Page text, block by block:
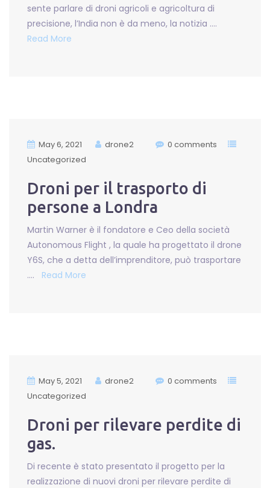
sente parlare di droni agricoli e agricoltura di
precisione, l’India non è da meno, la notizia ….
Read More
May 6, 2021 drone2
0 comments
Uncategorized
Droni per il trasporto di
persone a Londra
Martin Warner è il fondatore e Ceo della società
Autonomous Flight , la quale ha progettato il drone
Y6S, che a detta dell’imprenditore, può trasportare
….
Read More
May 5, 2021 drone2
0 comments
Uncategorized
Droni per rilevare perdite di
gas.
Di recente è stato presentato il progetto per la
realizzazione di nuovi droni per rilevare perdite di